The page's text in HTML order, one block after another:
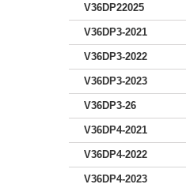
V36DP22025
V36DP3-2021
V36DP3-2022
V36DP3-2023
V36DP3-26
V36DP4-2021
V36DP4-2022
V36DP4-2023